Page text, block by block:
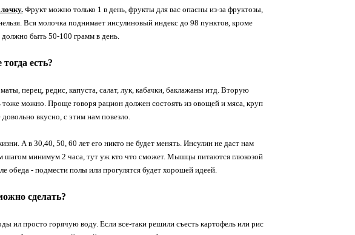
Фрукт можно только 1 в день, фрукты для вас опасны из-за фруктозы,
Вся молочка поднимает инсулиновый индекс до 98 пунктов, кроме
должно быть 50-100 грамм в день.
есть?
перец, редис, капуста, салат, лук, кабачки, баклажаны итд. Вторую
можно. Проще говоря рацион должен состоять из овощей и мяса, круп
вкусно, с этим нам повезло.
А в 30,40, 50, 60 лет его никто не будет менять. Инсулин не даст нам
шагом минимум 2 часа, тут уж кто что сможет. Мышцы питаются глюкозой
обеда - подмести полы или прогулятся будет хорошей идеей.
сделать?
ил просто горячую воду. Если все-таки решили съесть картофель или рис